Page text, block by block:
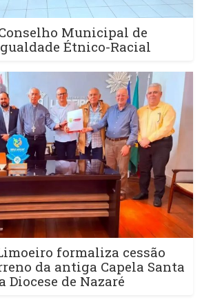
Municipal de
Étnico-Racial
formaliza cessão
da antiga Capela Santa
Diocese de Nazaré